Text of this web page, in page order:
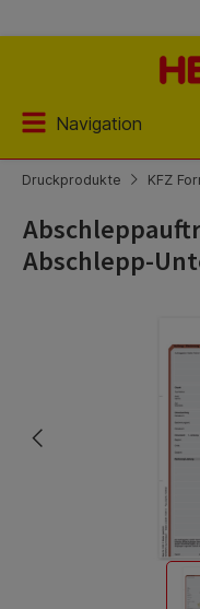
Navigation
Druckprodukte KFZ
Abschlepp-